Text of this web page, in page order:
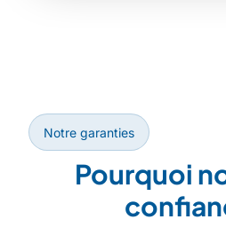
Notre garanties
Pourquoi